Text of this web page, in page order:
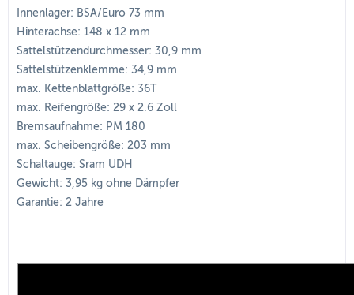
Innenlager: BSA/Euro 73 mm
Hinterachse: 148 x 12 mm
Sattelstützendurchmesser: 30,9 mm
Sattelstützenklemme: 34,9 mm
max. Kettenblattgröße: 36T
max. Reifengröße: 29 x 2.6 Zoll
Bremsaufnahme: PM 180
max. Scheibengröße: 203 mm
Schaltauge: Sram UDH
Gewicht: 3,95 kg ohne Dämpfer
Garantie: 2 Jahre